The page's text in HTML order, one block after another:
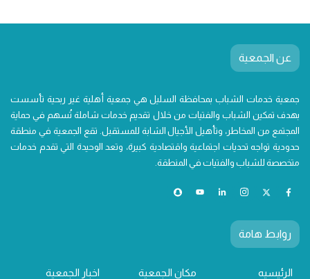
عن الجمعية
جمعية خدمات الشباب بمحافظة السليل هي جمعية أهلية غير ربحية تأسست
بهدف تمكين الشباب والفتيات من خلال تقديم خدمات شاملة تُسهم في حماية
المجتمع من المخاطر، وتأهيل الأجيال الشابة للمستقبل. تقع الجمعية في منطقة
حدودية تواجه تحديات اجتماعية واقتصادية كبيرة، وتعد الوحيدة التي تقدم خدمات
متخصصة للشباب والفتيات في المنطقة.
روابط هامة
الرئيسيه مكان الجمعية
اخبار الجمعية